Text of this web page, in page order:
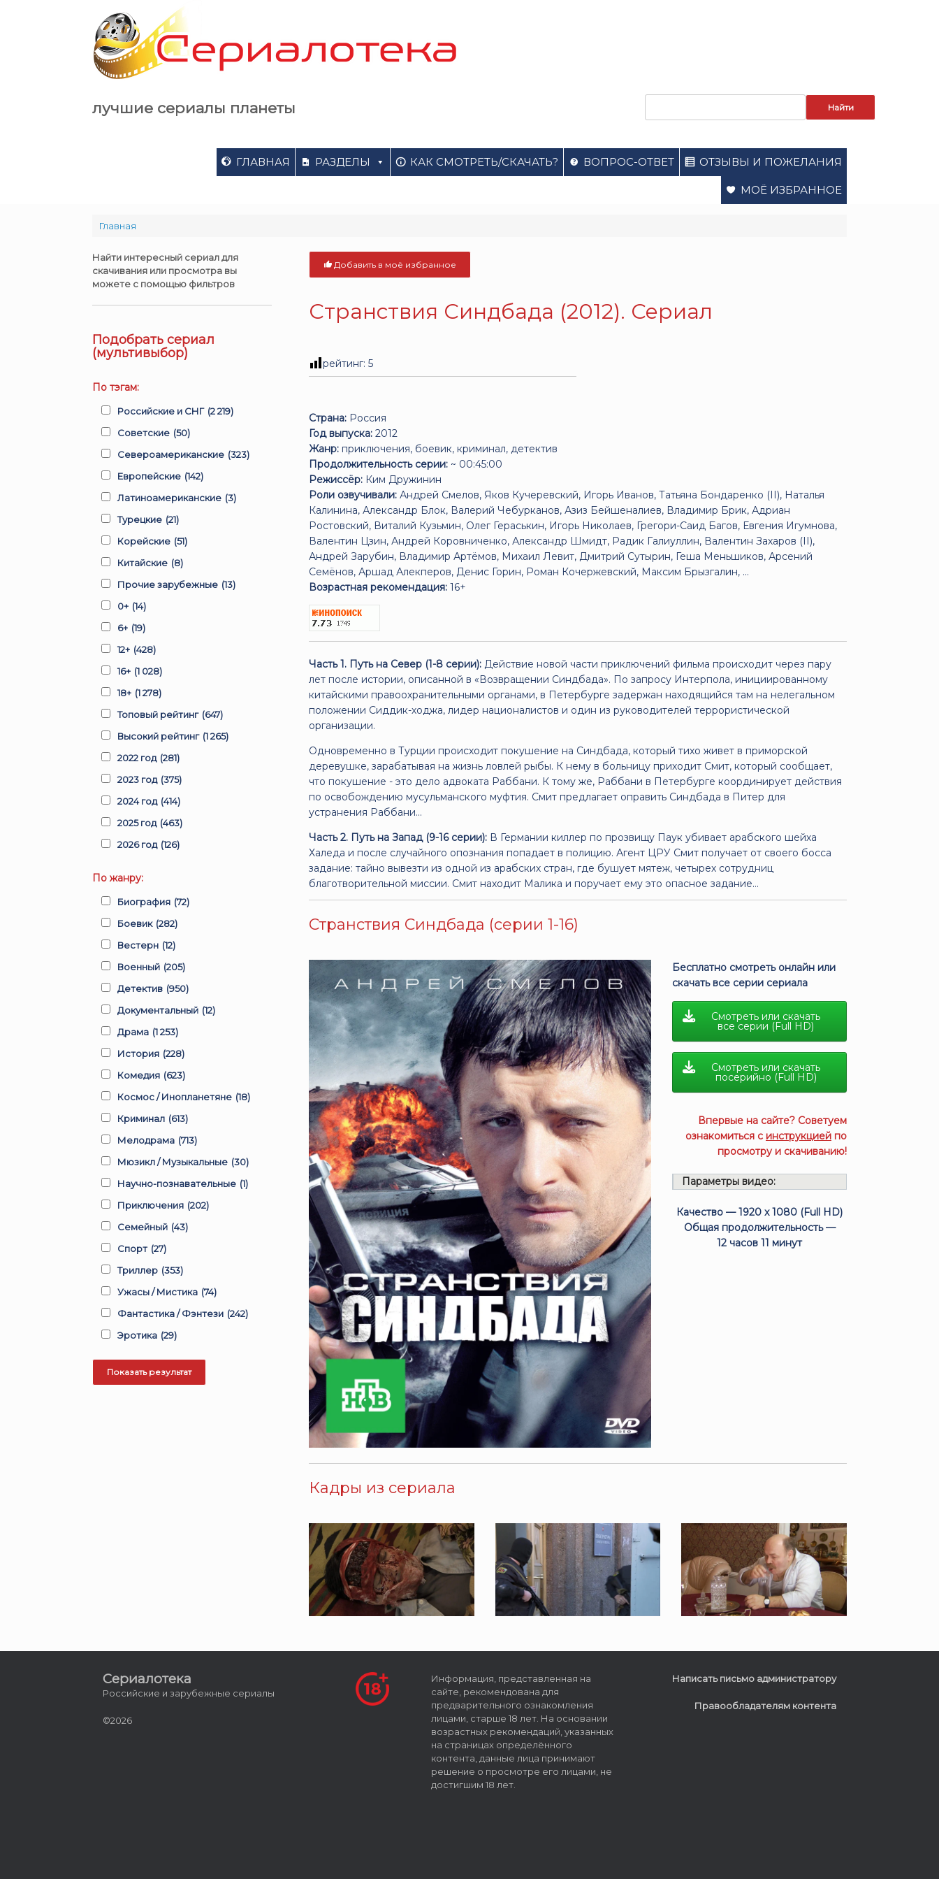
лучшие сериалы планеты
ГЛАВНАЯ РАЗДЕЛЫ КАК СМОТРЕТЬ/СКАЧАТЬ? ВОПРОС-ОТВЕТ ОТЗЫВЫ И ПОЖЕЛАНИЯ
МОЁ ИЗБРАННОЕ
Главная
Добавить в моё избранное
Странствия Синдбада (2012). Сериал
рейтинг:5
Страна: Россия
Год выпуска: 2012
Жанр: приключения, боевик, криминал, детектив
Продолжительность серии: ~ 00:45:00
Режиссёр: Ким Дружинин
Роли озвучивали: Андрей Смелов, Яков Кучеревский, Игорь Иванов, Татьяна Бондаренко (II), Наталья
Калинина, Александр Блок, Валерий Чебурканов, Азиз Бейшеналиев, Владимир Брик, Адриан
Ростовский, Виталий Кузьмин, Олег Гераськин, Игорь Николаев, Грегори-Саид Багов, Евгения Игумнова,
Валентин Цзин, Андрей Коровниченко, Александр Шмидт, Радик Галиуллин, Валентин Захаров (II),
Андрей Зарубин, Владимир Артёмов, Михаил Левит, Дмитрий Сутырин, Геша Меньшиков, Арсений
Семёнов, Аршад Алекперов, Денис Горин, Роман Кочержевский, Максим Брызгалин, ...
Возрастная рекомендация: 16+
Часть 1. Путь на Север (1-8 серии): Действие новой части приключений фильма происходит через пару
лет после истории, описанной в «Возвращении Синдбада». По запросу Интерпола, инициированному
китайскими правоохранительными органами, в Петербурге задержан находящийся там на нелегальном
положении Сиддик-ходжа, лидер националистов и один из руководителей террористической
организации.
Одновременно в Турции происходит покушение на Синдбада, который тихо живет в приморской
деревушке, зарабатывая на жизнь ловлей рыбы. К нему в больницу приходит Смит, который сообщает,
что покушение - это дело адвоката Раббани. К тому же, Раббани в Петербурге координирует действия
по освобождению мусульманского муфтия. Смит предлагает оправить Синдбада в Питер для
устранения Раббани...
Часть 2. Путь на Запад (9-16 серии): В Германии киллер по прозвищу Паук убивает арабского шейха
Халеда и после случайного опознания попадает в полицию. Агент ЦРУ Смит получает от своего босса
задание: тайно вывезти из одной из арабских стран, где бушует мятеж, четырех сотрудниц
благотворительной миссии. Смит находит Малика и поручает ему это опасное задание...
Странствия Синдбада (серии 1-16)
Бесплатно смотреть онлайн или
скачать все серии сериала
Смотреть или скачать
все серии (Full HD)
Смотреть или скачать
посерийно (Full HD)
Впервые на сайте? Советуем
ознакомиться с инструкцией по
просмотру и скачиванию!
Параметры видео:
Качество — 1920 x 1080 (Full HD)
Общая продолжительность —
12 часов 11 минут
Кадры из сериала
Найти интересный сериал для
скачивания или просмотра вы
можете с помощью фильтров
Подобрать сериал
(мультивыбор)
По тэгам:
Российские и СНГ (2 219)
Советские (50)
Североамериканские (323)
Европейские (142)
Латиноамериканские (3)
Турецкие (21)
Корейские (51)
Китайские (8)
Прочие зарубежные (13)
0+ (14)
6+ (19)
12+ (428)
16+ (1 028)
18+ (1 278)
Топовый рейтинг (647)
Высокий рейтинг (1 265)
2022 год (281)
2023 год (375)
2024 год (414)
2025 год (463)
2026 год (126)
По жанру:
Биография (72)
Боевик (282)
Вестерн (12)
Военный (205)
Детектив (950)
Документальный (12)
Драма (1 253)
История (228)
Комедия (623)
Космос / Инопланетяне (18)
Криминал (613)
Мелодрама (713)
Мюзикл / Музыкальные (30)
Научно-познавательные (1)
Приключения (202)
Семейный (43)
Спорт (27)
Триллер (353)
Ужасы / Мистика (74)
Фантастика / Фэнтези (242)
Эротика (29)
Сериалотека
Российские и зарубежные сериалы
©2026
Информация, представленная на
сайте, рекомендована для
предварительного ознакомления
лицами, старше 18 лет. На основании
возрастных рекомендаций, указанных
на страницах определённого
контента, данные лица принимают
решение о просмотре его лицами, не
достигшим 18 лет.
Написать письмо администратору
Правообладателям контента